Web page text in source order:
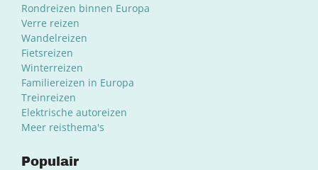
Rondreizen binnen Europa
Verre reizen
Wandelreizen
Fietsreizen
Winterreizen
Familiereizen in Europa
Treinreizen
Elektrische autoreizen
Meer reisthema's
Populair